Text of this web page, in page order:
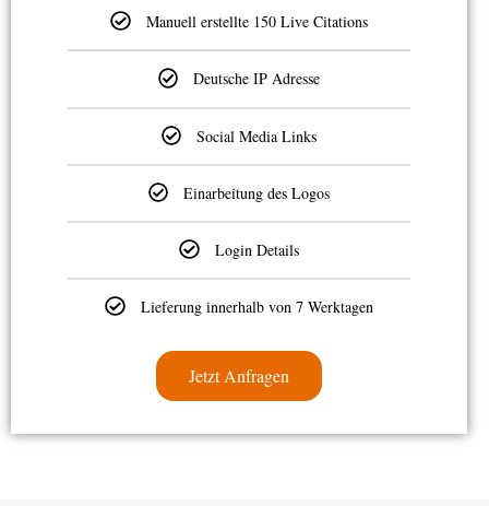
Manuell erstellte 150 Live Citations
Deutsche IP Adresse
Social Media Links
Einarbeitung des Logos
Login Details
Lieferung innerhalb von 7 Werktagen
Jetzt Anfragen